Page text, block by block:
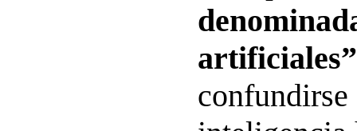
artificiales”
confundirse